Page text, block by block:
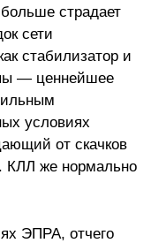
страдает
сети
стабилизатор и
— ценнейшее
условиях
от скачков
КЛЛ же нормально
ЭПРА, отчего